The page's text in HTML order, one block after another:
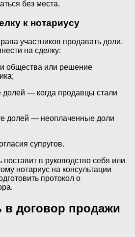
без места.
к нотариусу
участников продавать доли.
на сделку:
общества или решение
— когда продавцы стали
долей — неоплаченные доли
супругов.
поставит в руководство себя или
нотариус на консультации
протокол о
в договор продажи